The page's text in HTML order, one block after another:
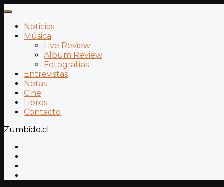
Noticias
Música
Live Review
Album Review
Fotografías
Entrevistas
Notas
Cine
Libros
Contacto
Zumbido.cl